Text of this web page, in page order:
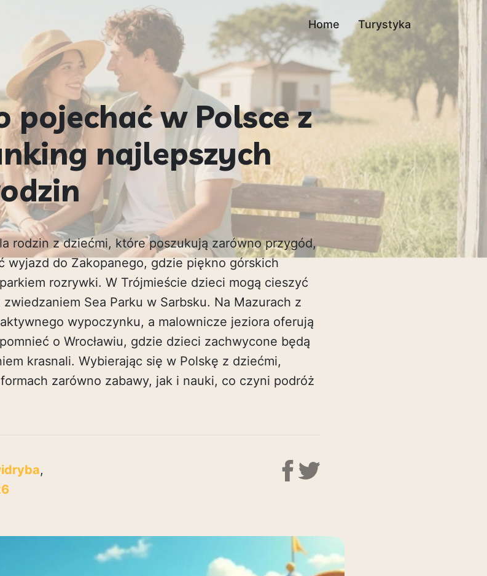
Home Turystyka
pojechać w Polsce z
najlepszych
rodzin z dziećmi, które poszukują zarówno przygód,
wyjazd do Zakopanego, gdzie piękno górskich
rozrywki. W Trójmieście dzieci mogą cieszyć
Sea Parku w Sarbsku. Na Mazurach z
wypoczynku, a malownicze jeziora oferują
o Wrocławiu, gdzie dzieci zachwycone będą
krasnali. Wybierając się w Polskę z dziećmi,
zarówno zabawy, jak i nauki, co czyni podróż
,